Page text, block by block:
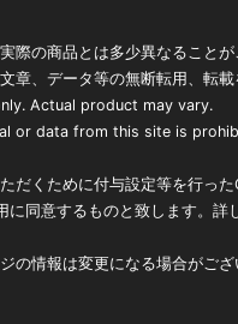
際の商品とは多少異なることが
章、データ等の無断転用、転載
Actual product may vary.
or data from this site is
だくために付与設定等を行った
同意するものと致します。詳
の情報は変更になる場合がござ